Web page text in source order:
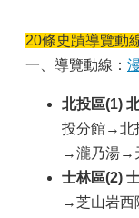
20條史蹟導覽動
一、導覽動線：
北投區(1)
投分館→北
→瀧乃湯→
士林區(2)
→芝山岩